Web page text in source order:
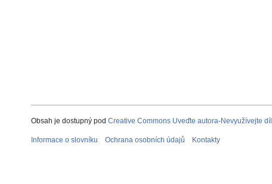
Obsah je dostupný pod Creative Commons Uveďte autora-Nevyužívejte
Informace o slovníku Ochrana osobních údajů Kontakty